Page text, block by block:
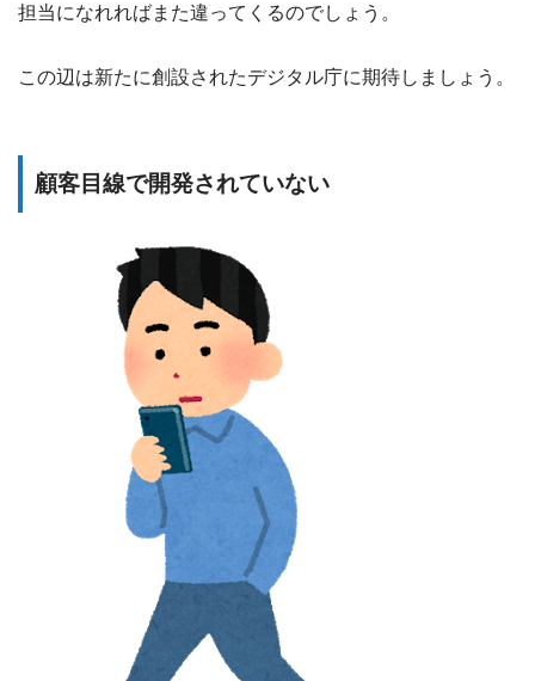
担当になれればまた違ってくるのでしょう。
この辺は新たに創設されたデジタル庁に期待しましょう。
顧客目線で開発されていない